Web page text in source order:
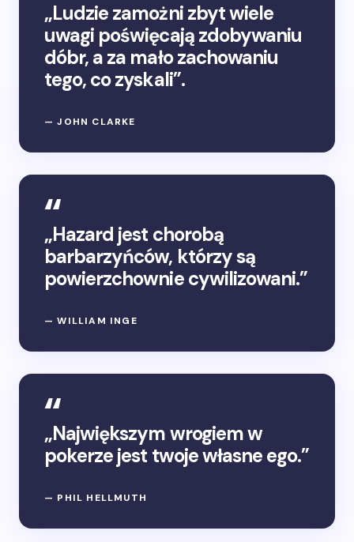
„Ludzie zamożni zbyt wiele
uwagi poświęcają zdobywaniu
dóbr, a za mało zachowaniu
tego, co zyskali”.
— JOHN CLARKE
„Hazard jest chorobą
barbarzyńców, którzy są
powierzchownie cywilizowani.”
— WILLIAM INGE
„Największym wrogiem w
pokerze jest twoje własne ego.”
— PHIL HELLMUTH